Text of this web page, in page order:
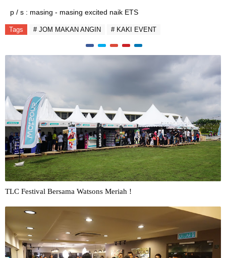
p / s : masing - masing excited naik ETS
Tags # JOM MAKAN ANGIN # KAKI EVENT
TLC Festival Bersama Watsons Meriah !